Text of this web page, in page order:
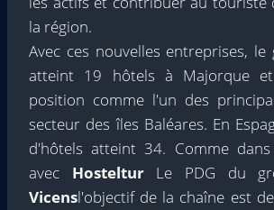
la région.
Avec ces nouvelles entreprises, le
atteint 19 hôtels à Majorque
position comme l'un des
secteur des îles Baléares. En
d'hôtels atteint 34. Comme
avec HostelturLe PDG du
Vicensl'objectif de la chaîne est